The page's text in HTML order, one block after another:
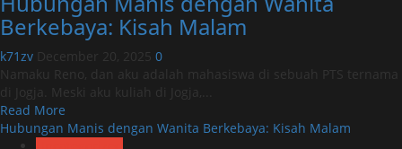
dengan
Wanita
Berkebaya:
Kisah
Malam
Berkebaya: Kisah Malam
k71zv December 20, 2025 0
Namaku Reno, dan aku adalah mahasiswa di sebuah PTS ternama
di Jogja. Meski aku kuliah di Jogja,...
Read More
more
Hubungan Manis dengan Wanita Berkebaya: Kisah Malam